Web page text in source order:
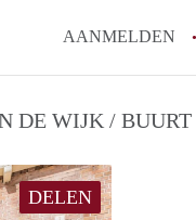
AANMELDEN
DE WIJK / BUURT
DELEN